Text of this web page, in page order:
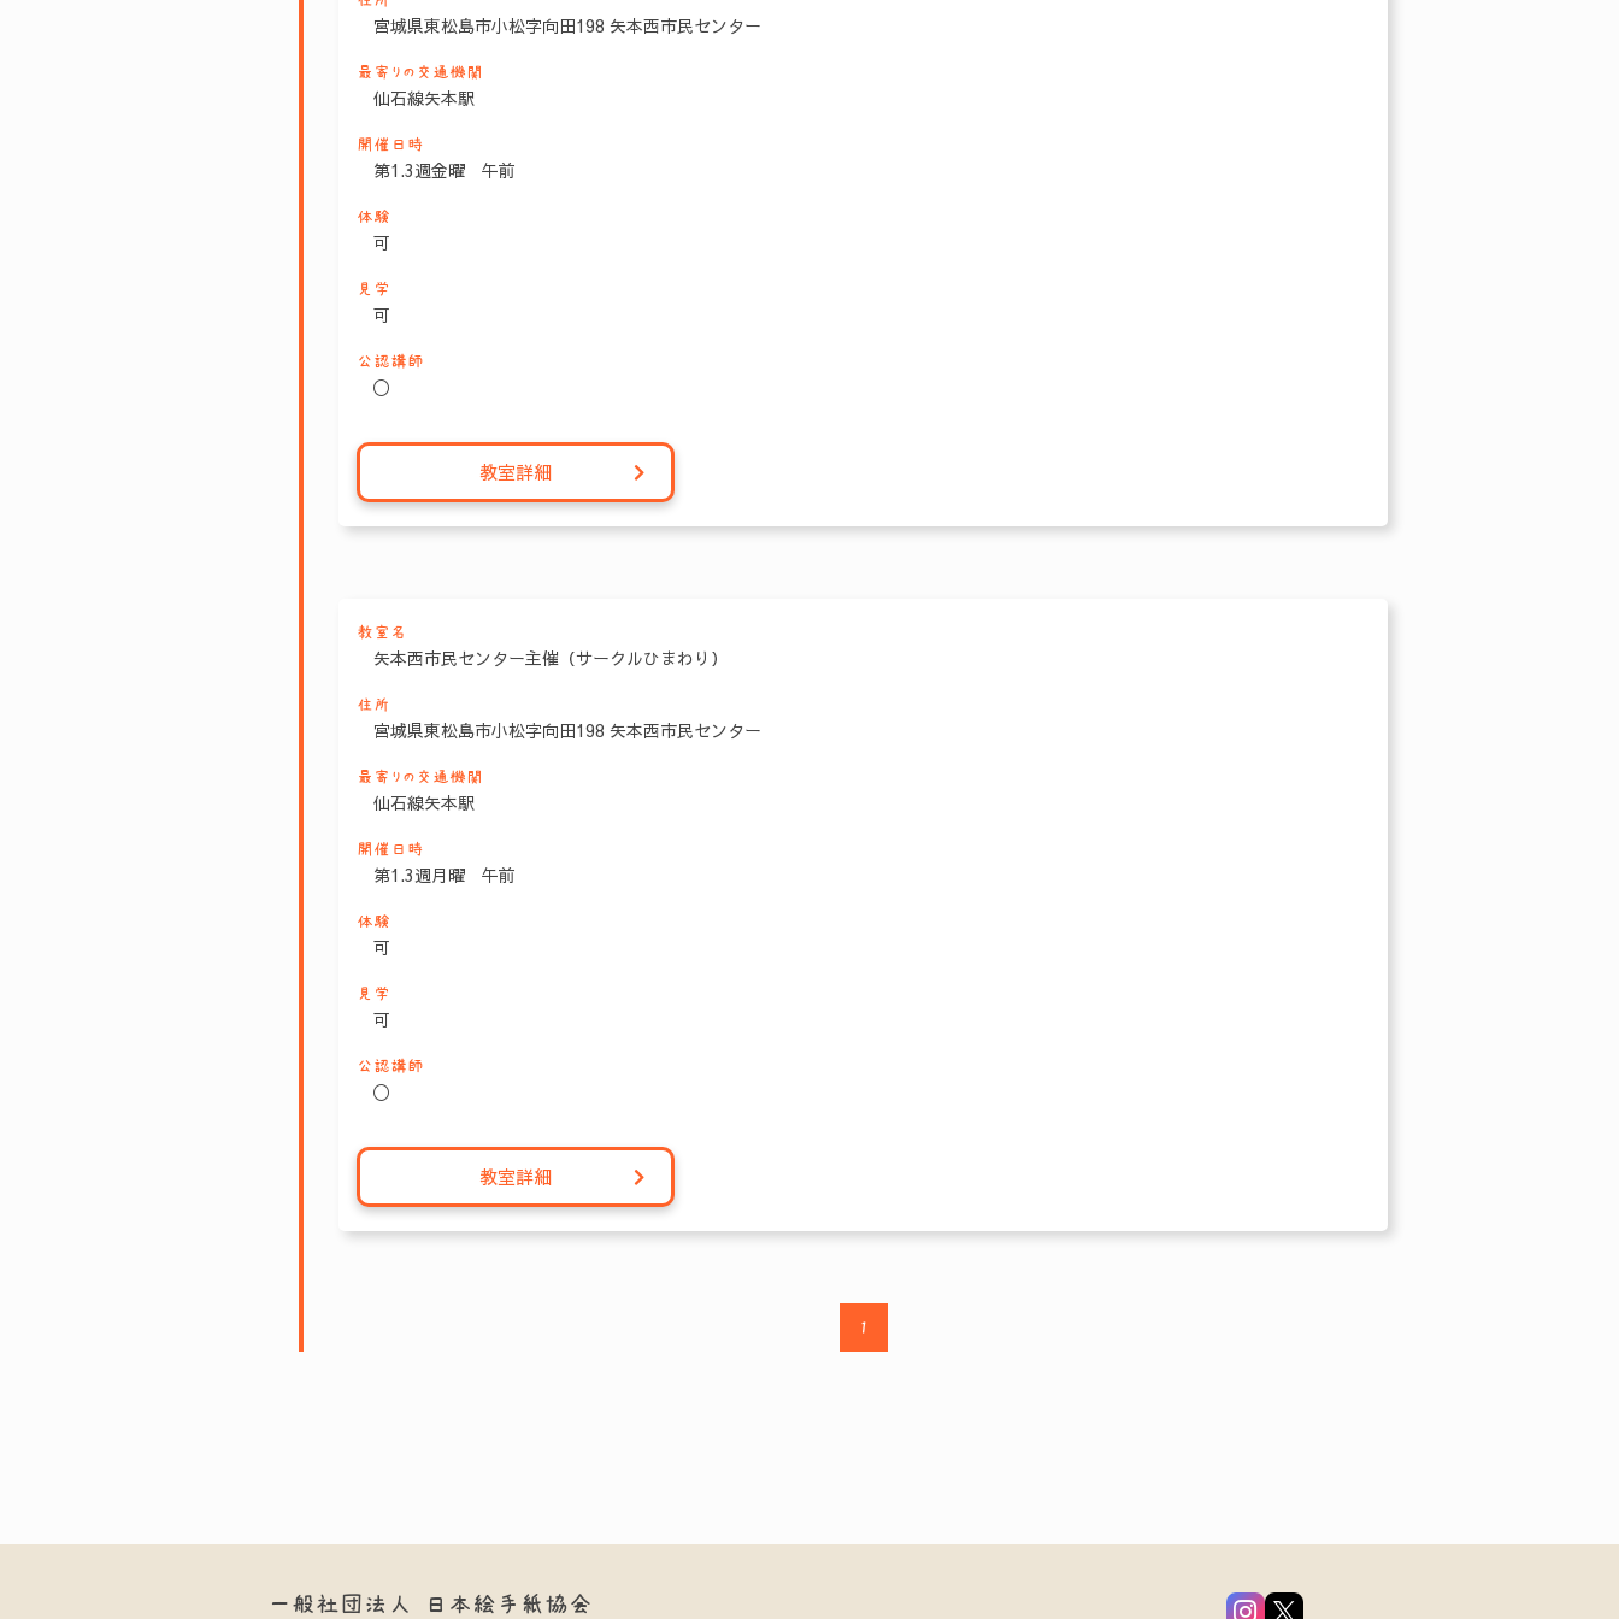
宮城県東松島市小松字向田198 矢本西市民センター
最寄りの交通機関
仙石線矢本駅
開催日時
第1.3週金曜 午前
体験
可
見学
可
公認講師
〇
教室詳細
教室名
矢本西市民センター主催（サークルひまわり）
住所
宮城県東松島市小松字向田198 矢本西市民センター
最寄りの交通機関
仙石線矢本駅
開催日時
第1.3週月曜 午前
体験
可
見学
可
公認講師
〇
教室詳細
1
一般社団法人 日本絵手紙協会